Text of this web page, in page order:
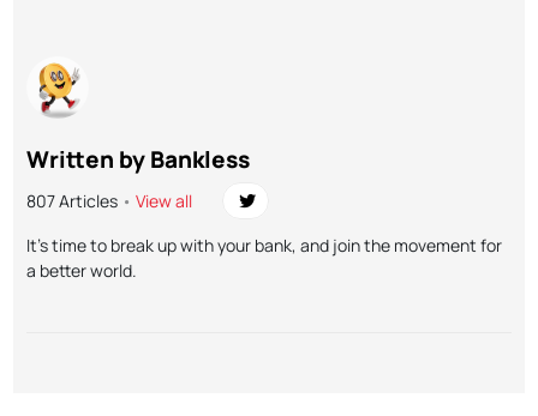
Written by Bankless
807 Articles • View all
It’s time to break up with your bank, and join the movement for
a better world.